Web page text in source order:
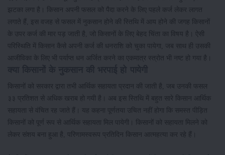
झटका लगा है। किसान अपनी फसल को पैदा करने के लिए पहले कर्ज लेकर लागत
लगाते हैं, इस वजह से फसल में नुकसान होने की स्तिथि में आय होने की जगह किसानों
के उपर कर्ज की मार पड़ जाती है, जो किसानों के लिए बेहद चिंता का विषय है। ऐसी
परिस्थिति में किसान कैसे अपनी कर्ज की धनराशि को चुका पायेगा, जब साथ ही उसकी
आजीविका के लिए भी पर्याप्त धन अर्जित करने का एकमात्र स्त्रोत भी नष्ट हो गया है।
किसानों को सरकार द्वारा तभी आर्थिक सहायता प्रदान की जाती है, जब उनकी फसल
३३ प्रतिशत से अधिक खराब हो गयी है। अब इस स्तिथि में बहुत सारे किसान आर्थिक
सहायता से वंचित रह जाते हैं। यह कहना पूर्णतया उचित नहीं होगा कि समस्त पीड़ित
किसानों को पूर्ण रूप से आर्थिक सहायता मिल पायेगी। किसानों को सहायता मिलने को
लेकर संशय बना हुआ है, परिणामस्वरूप प्रतिदिन किसान आत्महत्या कर रहे हैं।